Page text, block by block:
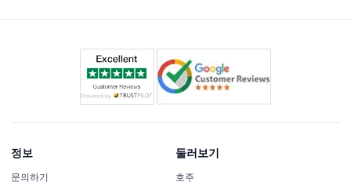
정보
문의하기
둘러보기
호주